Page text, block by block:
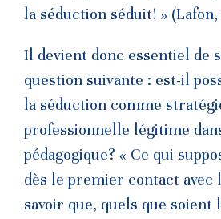
la séduction séduit! » (Lafon,
Il devient donc essentiel de
question suivante : est-il
la séduction comme
professionnelle légitime
pédagogique? « Ce qui
dès le premier contact avec
savoir que, quels que soient